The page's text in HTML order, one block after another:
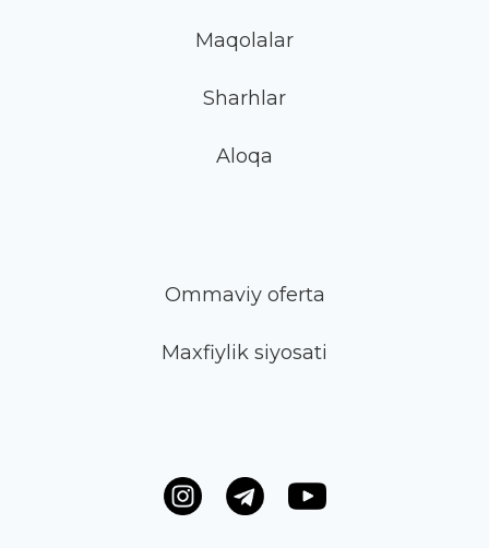
Maqolalar
Sharhlar
Aloqa
Ommaviy oferta
Maxfiylik siyosati